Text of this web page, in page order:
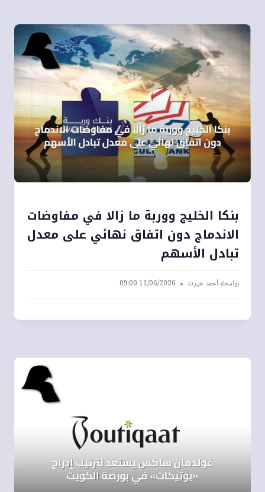
بنكا الخليج ووربة ما زالا في مفاوضات
الاندماج دون اتفاق نهائي على معدل
تبادل الأسهم
بواسطةأحمد خيرت 11/06/2026 09:00